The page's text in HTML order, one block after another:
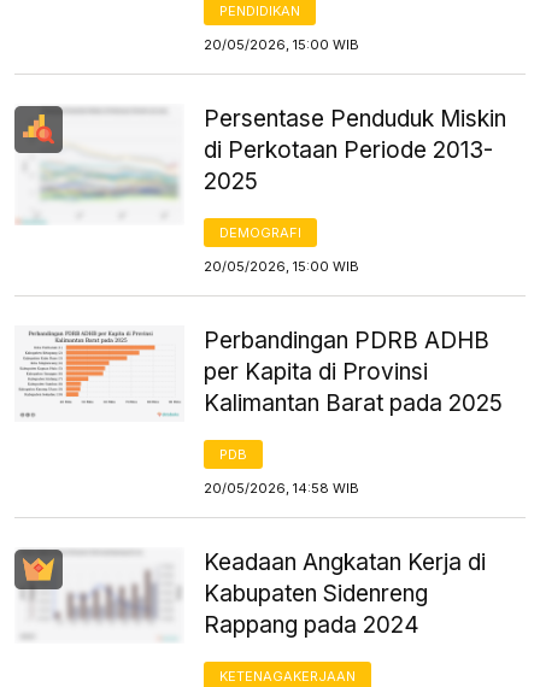
PENDIDIKAN
20/05/2026, 15:00 WIB
Persentase Penduduk Miskin
di Perkotaan Periode 2013-
2025
DEMOGRAFI
20/05/2026, 15:00 WIB
Perbandingan PDRB ADHB
per Kapita di Provinsi
Kalimantan Barat pada 2025
PDB
20/05/2026, 14:58 WIB
Keadaan Angkatan Kerja di
Kabupaten Sidenreng
Rappang pada 2024
KETENAGAKERJAAN